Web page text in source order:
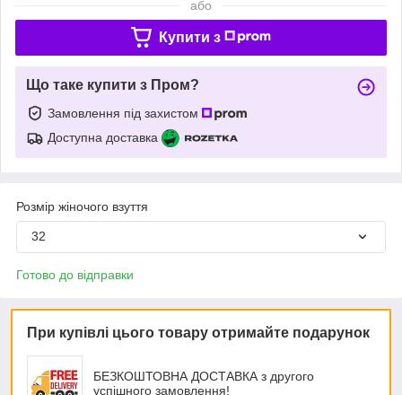
або
Купити з
Що таке купити з Пром?
Замовлення під захистом
Доступна доставка
Розмір жіночого взуття
32
Готово до відправки
При купівлі цього товару отримайте подарунок
БЕЗКОШТОВНА ДОСТАВКА з другого
успішного замовлення!